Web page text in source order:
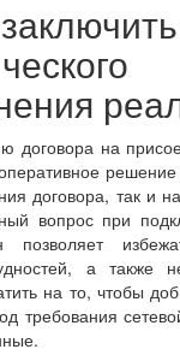
договора на
решение
договора, так и
вопрос при
а также
на то, чтобы
требования